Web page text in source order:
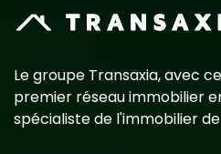
Le groupe Transaxia, avec
premier réseau immobilier
spécialiste de l'immobilier